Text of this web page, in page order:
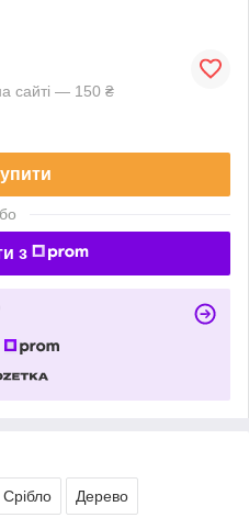
сайті — 150 ₴
з
Срібло Дерево